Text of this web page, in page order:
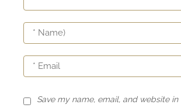
Save my name, email, and website